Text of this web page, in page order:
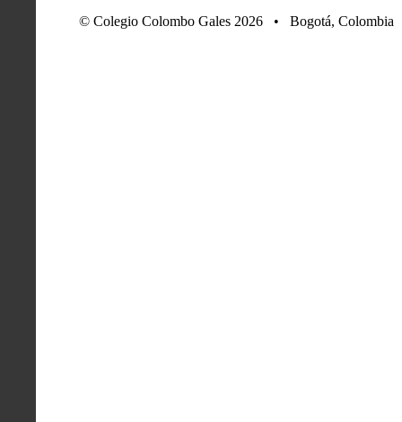
© Colegio Colombo Gales 2026 • Bogotá, Colombia